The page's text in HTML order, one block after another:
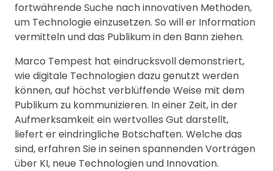
fortwährende Suche nach innovativen Methoden,
um Technologie einzusetzen. So will er Information
vermitteln und das Publikum in den Bann ziehen.
Marco Tempest hat eindrucksvoll demonstriert,
wie digitale Technologien dazu genutzt werden
können, auf höchst verblüffende Weise mit dem
Publikum zu kommunizieren. In einer Zeit, in der
Aufmerksamkeit ein wertvolles Gut darstellt,
liefert er eindringliche Botschaften. Welche das
sind, erfahren Sie in seinen spannenden Vorträgen
über KI, neue Technologien und Innovation.